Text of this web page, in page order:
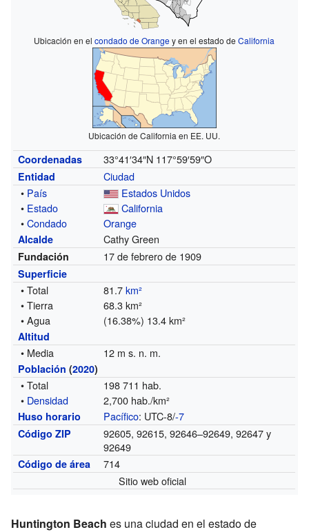
Ubicación en elcondado de Orangey en el estado deCalifornia
Ubicación de California en EE. UU.
Coordenadas 33°41′34″N 117°59′59″O
Entidad
Ciudad
• País
Estados Unidos
• Estado
California
•Condado Orange
Alcalde Cathy Green
Fundación 17 de febrero de 1909
Superficie
• Total 81.7km²
• Tierra
68.3 km²
• Agua
(16.38%) 13.4 km²
Altitud
• Media 12 m s. n. m.
Población (2020)
• Total
198 711 hab.
• Densidad 2,700 hab./km²
Huso horario Pacífico: UTC-8/-7
Código ZIP
92605, 92615, 92646–92649, 92647 y
92649
Código de área
714
Sitio web oficial
Huntington Beach es una ciudad en el estado de